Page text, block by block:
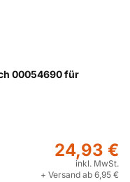
00054690 für
24,93 €
inkl. MwSt.
+ Versand ab 6,95 €